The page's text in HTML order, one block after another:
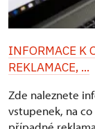
INFORMACE K
REKLAMACE, ...
Zde naleznete
vstupenek, na